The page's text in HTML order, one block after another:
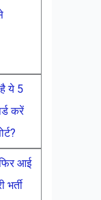
ये 5
करें
आई
भर्ती